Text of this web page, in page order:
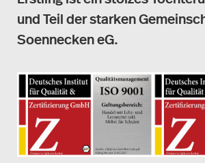
und Teil der starken
Soennecken eG.